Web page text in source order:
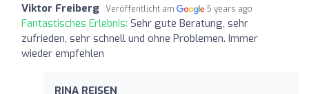
Viktor Freiberg Veröffentlicht am 5 years ago
Fantastisches Erlebnis: Sehr gute Beratung, sehr
zufrieden, sehr schnell und ohne Problemen. Immer
wieder empfehlen
RINA REISEN